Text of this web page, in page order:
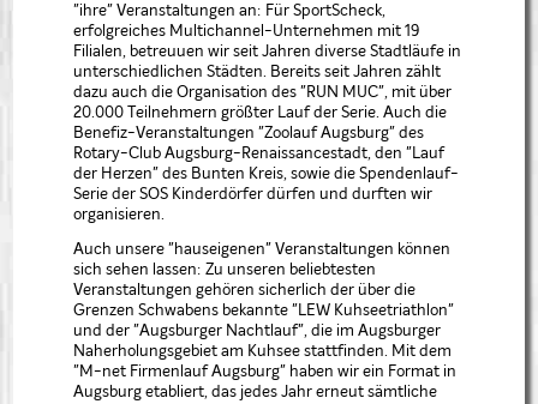
"ihre" Veranstaltungen an: Für SportScheck,
erfolgreiches Multichannel-Unternehmen mit 19
Filialen, betreuuen wir seit Jahren diverse Stadtläufe in
unterschiedlichen Städten. Bereits seit Jahren zählt
dazu auch die Organisation des "RUN MUC", mit über
20.000 Teilnehmern größter Lauf der Serie. Auch die
Benefiz-Veranstaltungen "Zoolauf Augsburg" des
Rotary-Club Augsburg-Renaissancestadt, den "Lauf
der Herzen" des Bunten Kreis, sowie die Spendenlauf-
Serie der SOS Kinderdörfer dürfen und durften wir
organisieren.
Auch unsere "hauseigenen" Veranstaltungen können
sich sehen lassen: Zu unseren beliebtesten
Veranstaltungen gehören sicherlich der über die
Grenzen Schwabens bekannte "LEW Kuhseetriathlon"
und der "Augsburger Nachtlauf", die im Augsburger
Naherholungsgebiet am Kuhsee stattfinden. Mit dem
"M-net Firmenlauf Augsburg" haben wir ein Format in
Augsburg etabliert, das jedes Jahr erneut sämtliche